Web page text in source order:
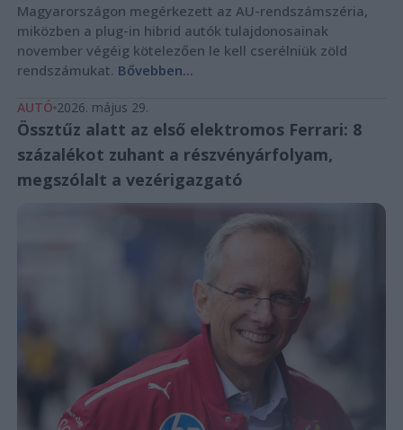
Magyarországon megérkezett az AU-rendszámszéria,
miközben a plug-in hibrid autók tulajdonosainak
november végéig kötelezően le kell cserélniük zöld
rendszámukat. Bővebben...
AUTÓ 2026. május 29.
Össztűz alatt az első elektromos Ferrari: 8
százalékot zuhant a részvényárfolyam,
megszólalt a vezérigazgató